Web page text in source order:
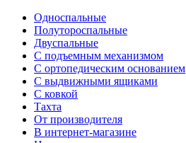
Односпальные
Полутороспальные
Двуспальные
С подъемным механизмом
С ортопедическим основанием
С выдвижными ящиками
С ковкой
Тахта
От производителя
В интернет-магазине